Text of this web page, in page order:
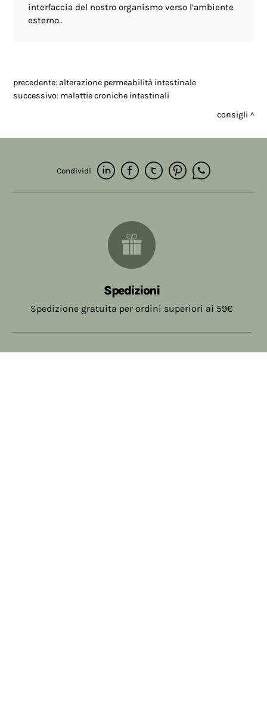
interfaccia del nostro organismo verso l’ambiente
esterno..
precedente: alterazione permeabilità intestinale
successivo: malattie croniche intestinali
consigli
Condividi
Spedizioni
Spedizione gratuita per ordini superiori ai 59€